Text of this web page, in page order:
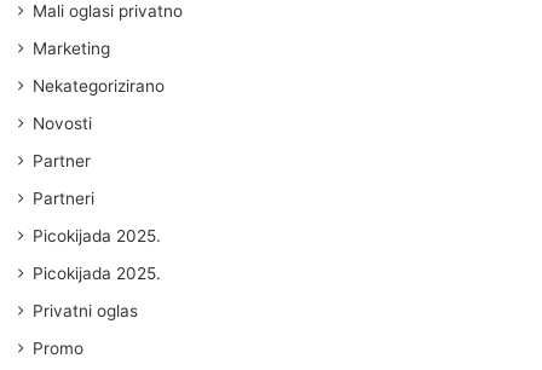
Mali oglasi privatno
Marketing
Nekategorizirano
Novosti
Partner
Partneri
Picokijada 2025.
Picokijada 2025.
Privatni oglas
Promo